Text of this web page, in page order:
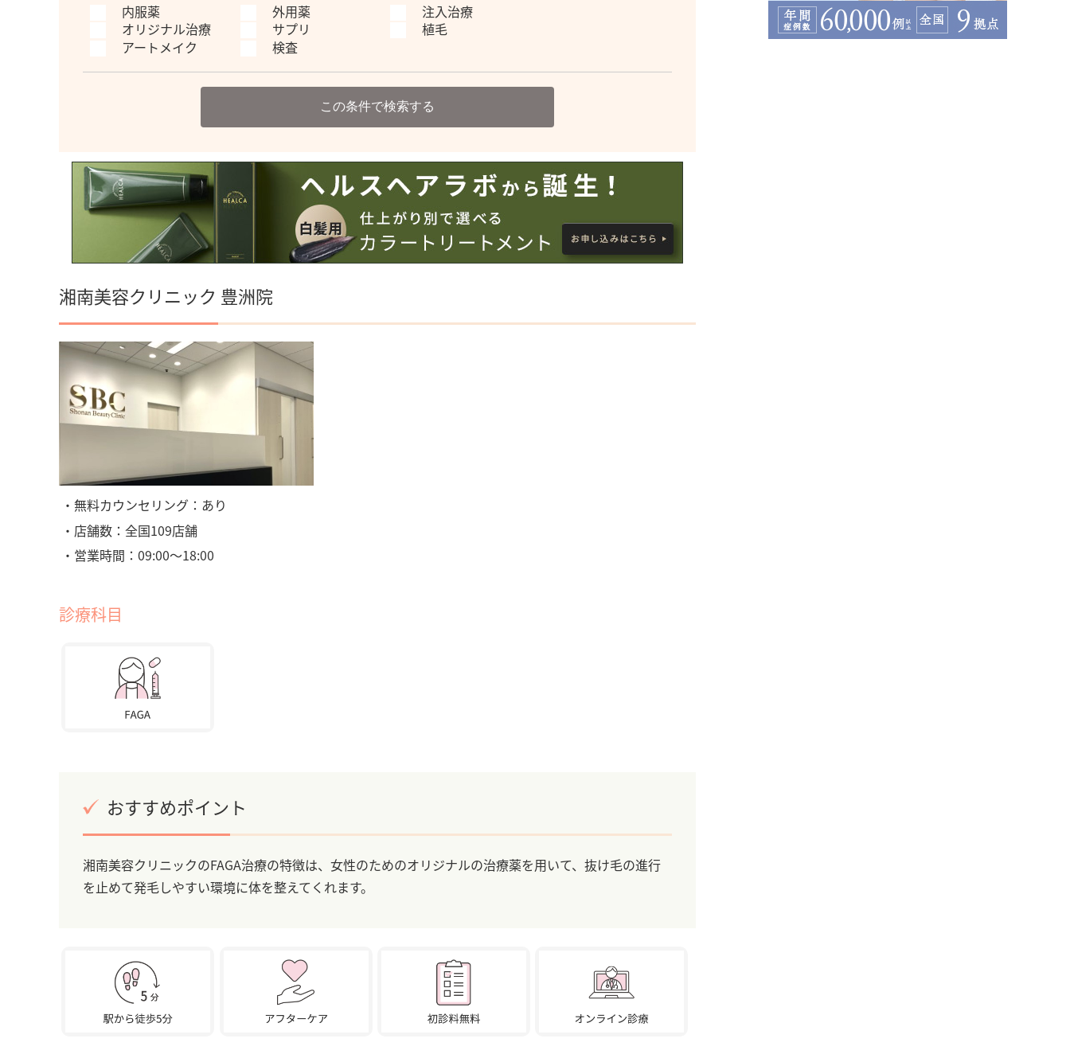
内服薬
外用薬
注入治療
オリジナル治療
サプリ
植毛
アートメイク
検査
この条件で検索する
湘南美容クリニック 豊洲院
・無料カウンセリング：あり
・店舗数：全国109店舗
・営業時間：09:00〜18:00
診療科目
おすすめポイント
湘南美容クリニックのFAGA治療の特徴は、女性のためのオリジナルの治療薬を用いて、抜け毛の進行
を止めて発毛しやすい環境に体を整えてくれます。